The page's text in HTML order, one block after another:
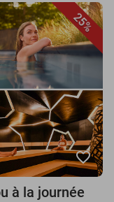
25%
favorite_border
à la journée